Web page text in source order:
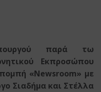
παρά τω
Εκπροσώπου
«Newsroom» με
Σιαδήμα και Στέλλα